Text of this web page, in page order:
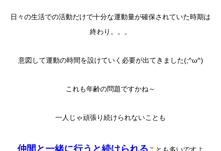
日々の生活での活動だけで十分な運動量が確保されていた時期は
終わり。。。
意図して運動の時間を設けていく必要が出てきました(;^ω^)
これも年齢の問題ですかね～
一人じゃ頑張り続けられないことも
仲間と一緒に行うと続けられる